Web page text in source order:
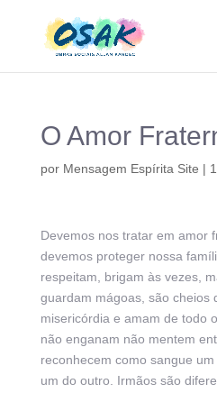
O Amor
por Mensagem Espírita Site |
Devemos nos tratar em amor
devemos proteger nossa
respeitam, brigam às vezes,
guardam mágoas, são cheios
misericórdia e amam de todo
não enganam não mentem
reconhecem como sangue
um do outro. Irmãos são